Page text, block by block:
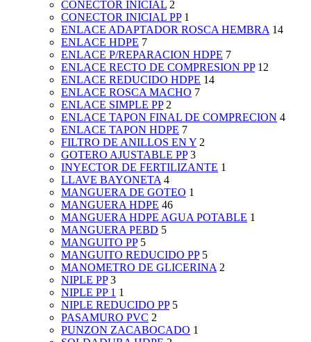
CONECTOR INICIAL 2
CONECTOR INICIAL PP 1
ENLACE ADAPTADOR ROSCA HEMBRA 14
ENLACE HDPE 7
ENLACE P/REPARACION HDPE 7
ENLACE RECTO DE COMPRESION PP 12
ENLACE REDUCIDO HDPE 14
ENLACE ROSCA MACHO 7
ENLACE SIMPLE PP 2
ENLACE TAPON FINAL DE COMPRECION 4
ENLACE TAPON HDPE 7
FILTRO DE ANILLOS EN Y 2
GOTERO AJUSTABLE PP 3
INYECTOR DE FERTILIZANTE 1
LLAVE BAYONETA 4
MANGUERA DE GOTEO 1
MANGUERA HDPE 46
MANGUERA HDPE AGUA POTABLE 1
MANGUERA PEBD 5
MANGUITO PP 5
MANGUITO REDUCIDO PP 5
MANOMETRO DE GLICERINA 2
NIPLE PP 3
NIPLE PP 1 1
NIPLE REDUCIDO PP 5
PASAMURO PVC 2
PUNZON ZACABOCADO 1